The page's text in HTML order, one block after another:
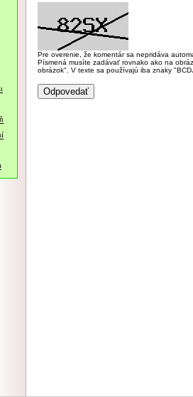
Pre overenie, že komentár sa nepridáva
Písmená musíte zadávať rovnako ako na
obrázok". V texte sa používajú iba znaky